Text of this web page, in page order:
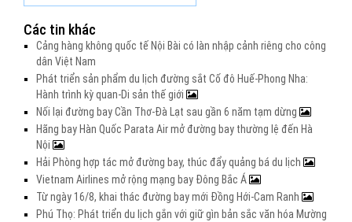
Các tin khác
Cảng hàng không quốc tế Nội Bài có làn nhập cảnh riêng cho công
dân Việt Nam
Phát triển sản phẩm du lịch đường sắt Cố đô Huế-Phong Nha:
Hành trình kỳ quan-Di sản thế giới
Nối lại đường bay Cần Thơ-Đà Lạt sau gần 6 năm tạm dừng
Hãng bay Hàn Quốc Parata Air mở đường bay thường lệ đến Hà
Nội
Hải Phòng hợp tác mở đường bay, thúc đẩy quảng bá du lịch
Vietnam Airlines mở rộng mạng bay Đông Bắc Á
Từ ngày 16/8, khai thác đường bay mới Đồng Hới-Cam Ranh
Phú Thọ: Phát triển du lịch gắn với giữ gìn bản sắc văn hóa Mường